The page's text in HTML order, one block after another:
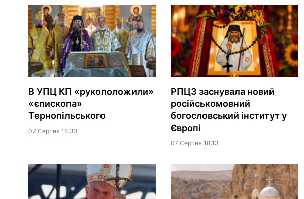
В УПЦ КП «рукоположили»
«єпископа»
Тернопільського
07 Серпня 18:33
РПЦЗ заснувала новий
російськомовний
богословський інститут у
Європі
07 Серпня 18:13